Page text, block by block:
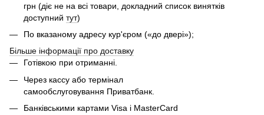
грн (діє не на всі товари, докладний список винятків
доступний тут)
По вказаному адресу кур'єром («до двері»);
Більше інформації про доставку
Готівкою при отриманні.
Через кассу або термінал
самообслуговування Приватбанк.
Банківськими картами Visa і MasterCard